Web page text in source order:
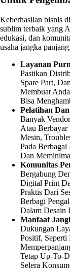
Keberhasilan bisnis
sublim terbaik yang
edukasi, dan
usaha jangka panjang.
Layanan
Pastikan
Spare Part,
Membuat
Bisa
Pelatihan
Banyak
Atau
Mesin,
Pada
Dan
Komunitas
Bergabung
Digital Print
Praktis Dari
Berbagi
Dalam Desain
Manfaat
Dukungan
Positif, Seperti
Tetap Up-To-
Selera